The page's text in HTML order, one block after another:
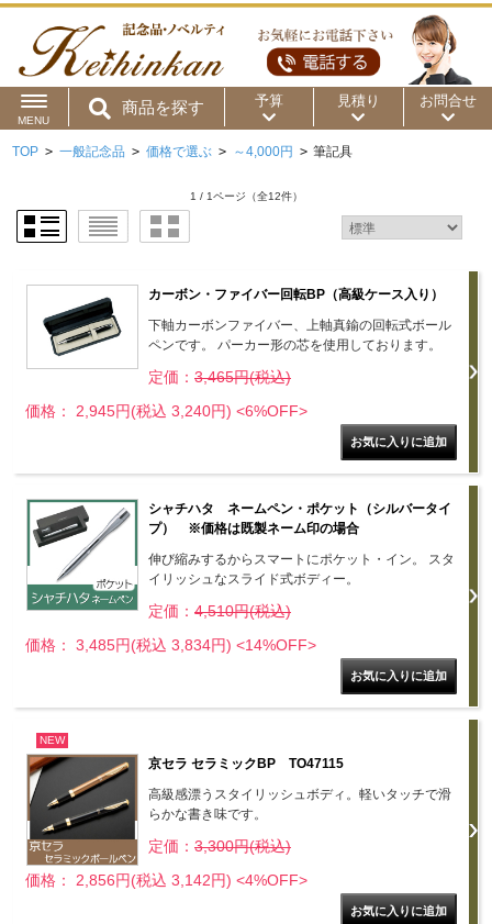
MENU
商品を探す 予算
用途から
商品カテゴリ
～50円 ～100円
～300円 ～500円 ～1,000円
～10,000円
～15,000円 ～20,000円 ～30,000円
見積り お問合せ
TOP > 一般記念品 > 価格で選ぶ > ～4,000円 > 筆記具
1 / 1ページ （全12件）
カーボン・ファイバー回転BP（高級ケース入り）
下軸カーボンファイバー、上軸真鍮の回転式ボール
ペンです。 パーカー形の芯を使用しております。
定価： 3,465円(税込)
価格： 2,945円(税込 3,240円) <6%OFF>
シャチハタ ネームペン・ポケット（シルバータイ
プ） ※価格は既製ネーム印の場合
伸び縮みするからスマートにポケット・イン。 スタ
イリッシュなスライド式ボディー。
定価： 4,510円(税込)
価格： 3,485円(税込 3,834円) <14%OFF>
NEW
京セラ セラミックBP TO47115
高級感漂うスタイリッシュボディ。軽いタッチで滑
らかな書き味です。
定価： 3,300円(税込)
価格： 2,856円(税込 3,142円) <4%OFF>